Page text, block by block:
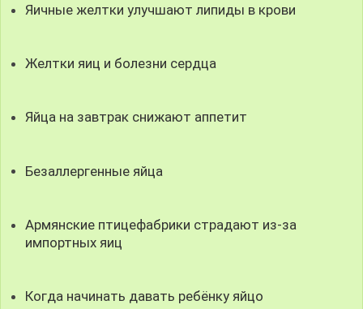
Яичные желтки улучшают липиды в крови
Желтки яиц и болезни сердца
Яйца на завтрак снижают аппетит
Безаллергенные яйца
Армянские птицефабрики страдают из-за
импортных яиц
Когда начинать давать ребёнку яйцо